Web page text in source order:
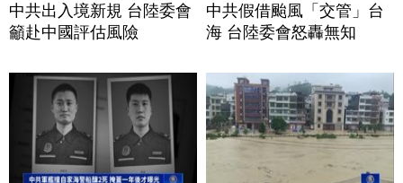
中共出入境新規 台陸委會
籲赴中國評估風險
中共假借颱風「交管」台
海 台陸委會怒轟無知